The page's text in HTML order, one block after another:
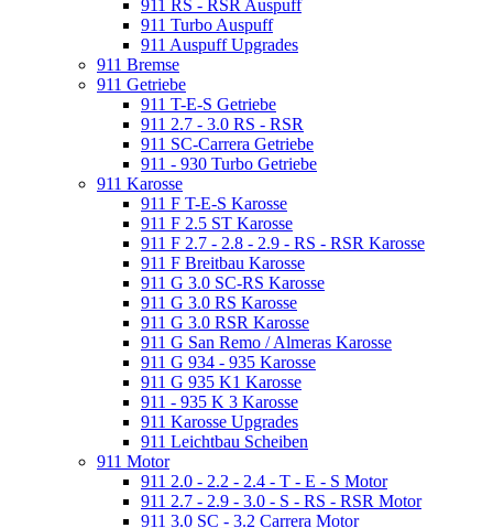
911 RS - RSR Auspuff
911 Turbo Auspuff
911 Auspuff Upgrades
911 Bremse
911 Getriebe
911 T-E-S Getriebe
911 2.7 - 3.0 RS - RSR
911 SC-Carrera Getriebe
911 - 930 Turbo Getriebe
911 Karosse
911 F T-E-S Karosse
911 F 2.5 ST Karosse
911 F 2.7 - 2.8 - 2.9 - RS - RSR Karosse
911 F Breitbau Karosse
911 G 3.0 SC-RS Karosse
911 G 3.0 RS Karosse
911 G 3.0 RSR Karosse
911 G San Remo / Almeras Karosse
911 G 934 - 935 Karosse
911 G 935 K1 Karosse
911 - 935 K 3 Karosse
911 Karosse Upgrades
911 Leichtbau Scheiben
911 Motor
911 2.0 - 2.2 - 2.4 - T - E - S Motor
911 2.7 - 2.9 - 3.0 - S - RS - RSR Motor
911 3.0 SC - 3.2 Carrera Motor